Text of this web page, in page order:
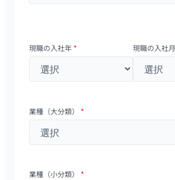
現職の入社年 * 現職の入社月
業種（大分類） *
業種（小分類） *